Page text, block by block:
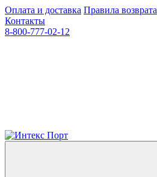
Оплата и доставка Правила возврата
Контакты
8-800-777-02-12